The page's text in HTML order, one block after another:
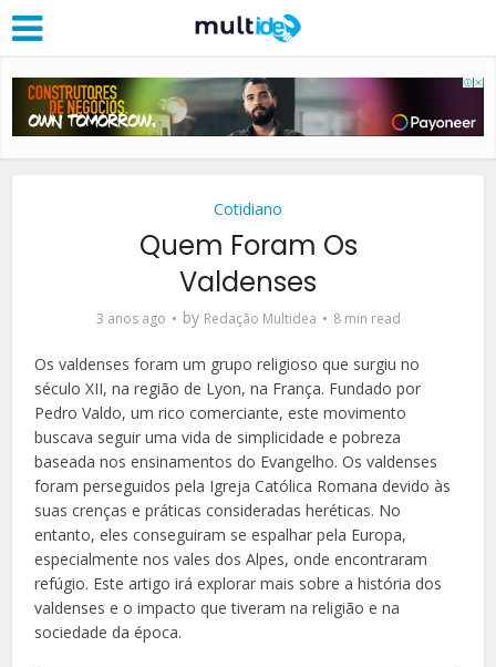
Cotidiano
Quem Foram Os
Valdenses
3 anos ago by Redação Multidea 8 min read
Os valdenses foram um grupo religioso que surgiu no
século XII, na região de Lyon, na França. Fundado por
Pedro Valdo, um rico comerciante, este movimento
buscava seguir uma vida de simplicidade e pobreza
baseada nos ensinamentos do Evangelho. Os valdenses
foram perseguidos pela Igreja Católica Romana devido às
suas crenças e práticas consideradas heréticas. No
entanto, eles conseguiram se espalhar pela Europa,
especialmente nos vales dos Alpes, onde encontraram
refúgio. Este artigo irá explorar mais sobre a história dos
valdenses e o impacto que tiveram na religião e na
sociedade da época.